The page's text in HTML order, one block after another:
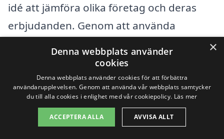
idé att jämföra olika företag och deras
erbjudanden. Genom att använda
kan du enkelt samla in offerter
från olika leverantörer i området. Detta
gör det möjligt för dig att få en klar bild av
kostnaderna och välja den lösning som
×
Denna webbplats använder
cookies
Denna webbplats använder cookies för att förbättra
användarupplevelsen. Genom att använda vår webbplats samtycker
du till alla cookies i enlighet med vår cookiepolicy. Läs mer
ACCEPTERA ALLA AVVISA ALLT